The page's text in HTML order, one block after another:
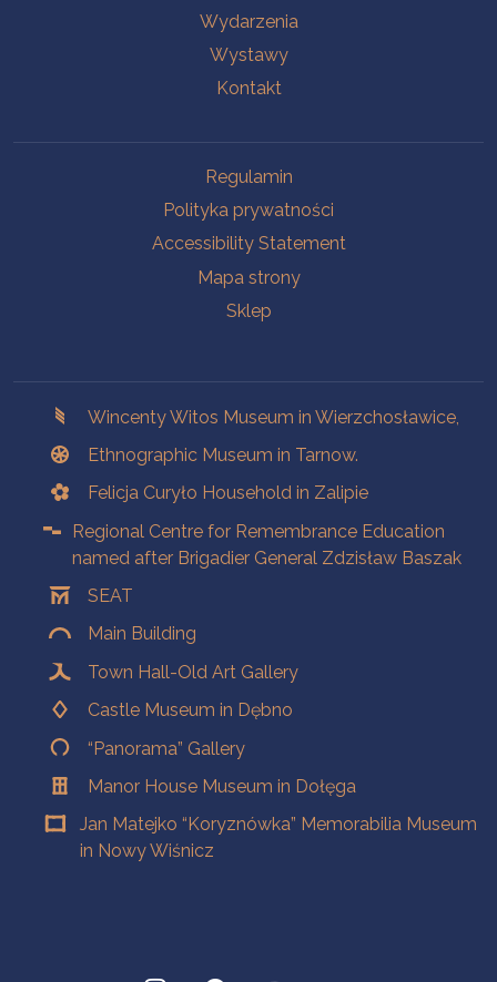
Wydarzenia
Wystawy
Kontakt
Regulamin
Polityka prywatności
Accessibility Statement
Mapa strony
Sklep
Wincenty Witos Museum in Wierzchosławice,
Ethnographic Museum in Tarnow.
Felicja Curyło Household in Zalipie
Regional Centre for Remembrance Education
named after Brigadier General Zdzisław Baszak
SEAT
Main Building
Town Hall-Old Art Gallery
Castle Museum in Dębno
“Panorama” Gallery
Manor House Museum in Dołęga
Jan Matejko “Koryznówka” Memorabilia Museum
in Nowy Wiśnicz